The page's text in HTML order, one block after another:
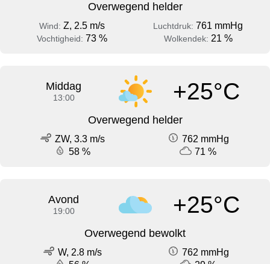
Overwegend helder
Wind: Z, 2.5 m/s Luchtdruk: 761 mmHg
Vochtigheid: 73 % Wolkendek: 21 %
Middag
13:00 +25°C
Overwegend helder
ZW, 3.3 m/s
762 mmHg
58 %
71 %
Avond
19:00 +25°C
Overwegend bewolkt
W, 2.8 m/s
762 mmHg